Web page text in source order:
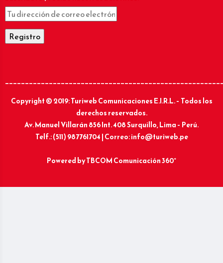
Copyright © 2019: Turiweb Comunicaciones E.I.R.L. – Todos los
derechos reservados.
Av. Manuel Villarán 856 Int. 408 Surquillo, Lima – Perú.
Telf.: (511) 987761704 | Correo: info@turiweb.pe
Powered byTBCOM Comunicación 360°